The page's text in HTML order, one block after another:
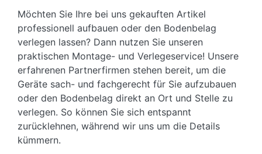
Möchten Sie Ihre bei uns gekauften Artikel
professionell aufbauen oder den Bodenbelag
verlegen lassen? Dann nutzen Sie unseren
praktischen Montage- und Verlegeservice! Unsere
erfahrenen Partnerfirmen stehen bereit, um die
Geräte sach- und fachgerecht für Sie aufzubauen
oder den Bodenbelag direkt an Ort und Stelle zu
verlegen. So können Sie sich entspannt
zurücklehnen, während wir uns um die Details
kümmern.